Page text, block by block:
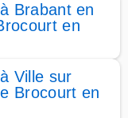
Brabant en
en
Ville sur
Brocourt en